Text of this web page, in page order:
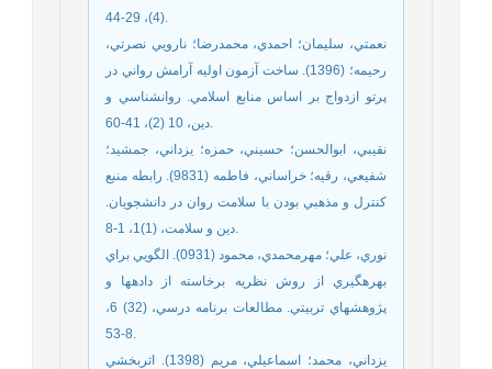
(4)، 29-44.
نعمتي، سليمان؛ احمدي، محمدرضا؛ نارويي نصرتي،
رحيمه؛ (1396). ساخت آزمون اوليه آرامش رواني در
پرتو ازدواج بر اساس منابع اسلامي. روانشناسي و
دين، 10 (2)، 41-60.
نقيبي، ابوالحسن؛ حسيني، حمزه؛ يزداني، جمشيد؛
شفيعي، رقيه؛ خراساني، فاطمه (9831). رابطه منبع
کنترل و مذهبي بودن با سلامت روان در دانشجويان.
دين و سلامت، (1)1، 1-8.
نوري، علي؛ مهرمحمدي، محمود (0931). الگويي براي
بهرهگيري از روش نظريه برخاسته از دادهها و
پژوهشهاي تربيتي. مطالعات برنامه درسي، (32) 6،
8-53.
يزداني، محمد؛ اسماعيلي، مريم (1398). اثربخشي